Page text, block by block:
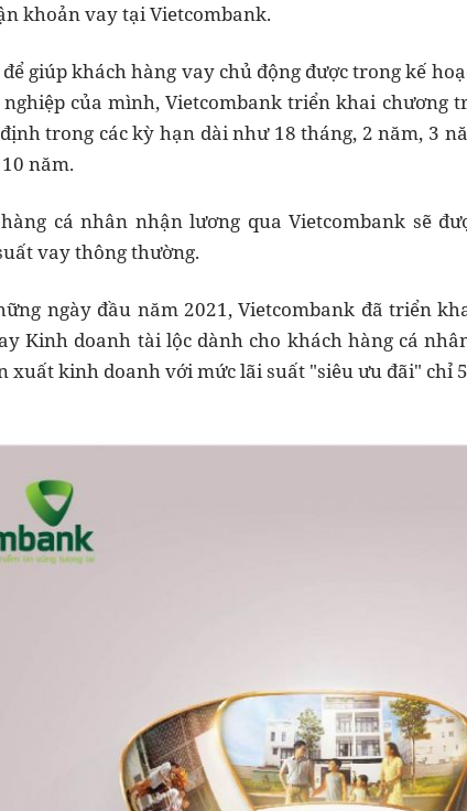
khoản vay tại Vietcombank.
giúp khách hàng vay chủ động được trong kế
của mình, Vietcombank triển khai chương
trong các kỳ hạn dài như 18 tháng, 2 năm, 3
năm.
cá nhân nhận lương qua Vietcombank sẽ
vay thông thường.
ngày đầu năm 2021, Vietcombank đã triển
Kinh doanh tài lộc dành cho khách hàng cá
xuất kinh doanh với mức lãi suất "siêu ưu đãi" chỉ